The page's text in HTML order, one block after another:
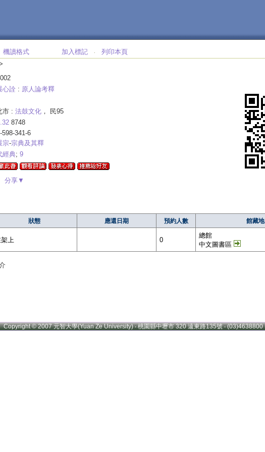
機讀格式 加入標記 ‧
列印本頁
心詮 : 原人論考釋
市 : 法鼓文化 ， 民95
8748
598-341-6
宗-宗典及其釋
經典; 9
分享▼
狀態 應還日期 預約人數 館藏地
上 0
總館
中文圖書區
Copyright © 2007 元智大學(Yuan Ze University) ‧ 桃園縣中壢市 320 遠東路135號 ‧ (03)4638800